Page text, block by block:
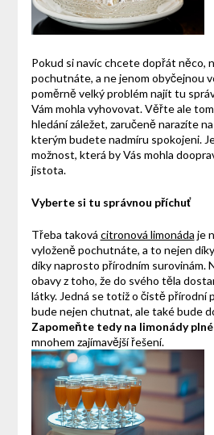
Pokud si navíc chcete dopřát něco,
pochutnáte, a ne jenom obyčejnou
poměrně velký problém najít tu
Vám mohla vyhovovat. Věřte ale
hledání záležet, zaručeně narazíte
kterým budete nadmíru spokojeni.
možnost, která by Vás mohla
jistota.
Vyberte si tu správnou příchuť
Třeba taková citronová limonáda je
vyloženě pochutnáte, a to nejen
díky naprosto přírodním surovinám.
obavy z toho, že do svého těla
látky. Jedná se totiž o čistě přírodní
bude nejen chutnat, ale také bude
Zapomeňte tedy na limonády
mnohem zajímavější řešení.